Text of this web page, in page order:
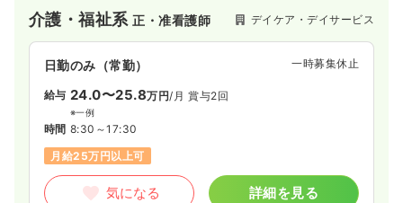
います。
介護・福祉系正・准看護師 デイケア・デイサービス
日勤のみ（常勤） 一時募集休止
給与 24.0〜25.8万円/月 賞与2回
※一例
時間 8:30～17:30
月給25万円以上可
気になる 詳細を見る